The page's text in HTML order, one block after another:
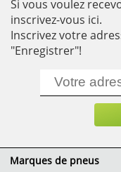
Si vous voulez
inscrivez-vous ici.
Inscrivez votre
"Enregistrer"!
Marques de pneus